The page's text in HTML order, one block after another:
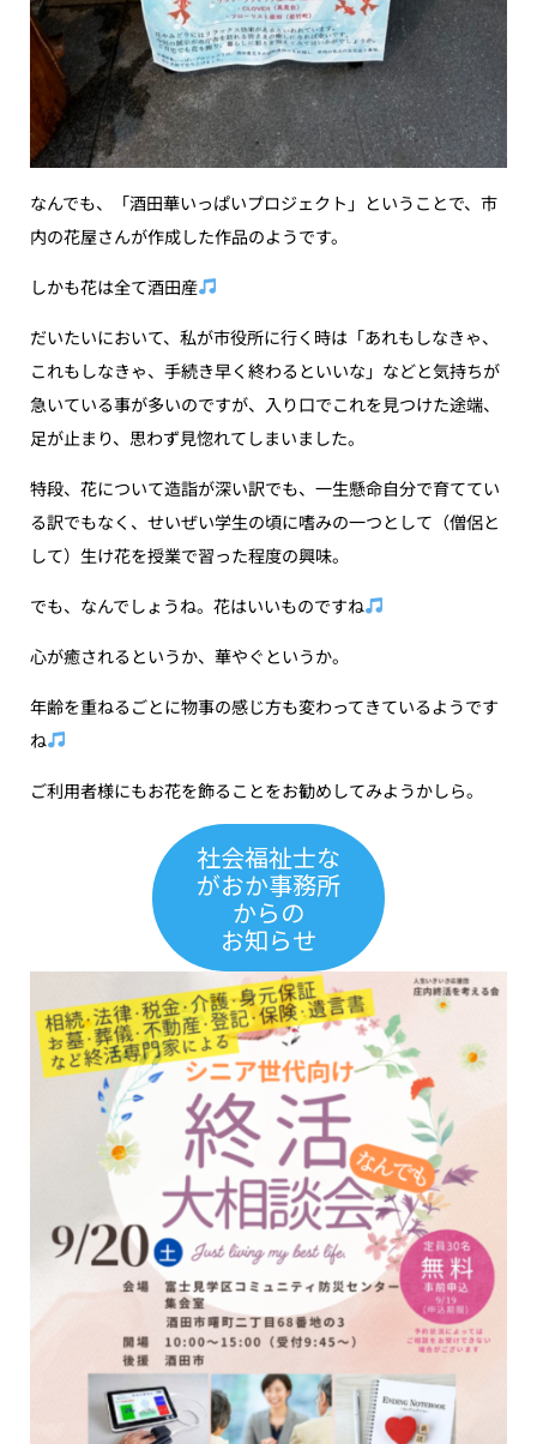
なんでも、「酒田華いっぱいプロジェクト」ということで、市
内の花屋さんが作成した作品のようです。
しかも花は全て酒田産
だいたいにおいて、私が市役所に行く時は「あれもしなきゃ、
これもしなきゃ、手続き早く終わるといいな」などと気持ちが
急いている事が多いのですが、入り口でこれを見つけた途端、
足が止まり、思わず見惚れてしまいました。
特段、花について造詣が深い訳でも、一生懸命自分で育ててい
る訳でもなく、せいぜい学生の頃に嗜みの一つとして（僧侶と
して）生け花を授業で習った程度の興味。
でも、なんでしょうね。花はいいものですね
心が癒されるというか、華やぐというか。
年齢を重ねるごとに物事の感じ方も変わってきているようです
ね
ご利用者様にもお花を飾ることをお勧めしてみようかしら。
社会福祉士な
がおか事務所
からの
お知らせ